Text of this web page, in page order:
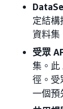
定結構
資料集
受眾
集。此
徑。受
一個預